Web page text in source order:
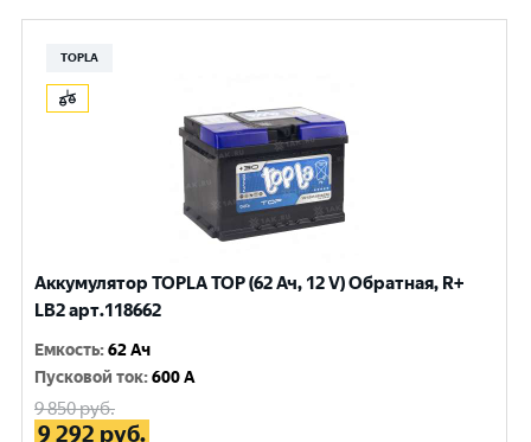
TOPLA
Аккумулятор TOPLA TOP (62 Ач, 12 V) Обратная, R+
LB2 арт.118662
Емкость:62 Ач
Пусковой ток:600 A
9 850руб.
9 292 руб.